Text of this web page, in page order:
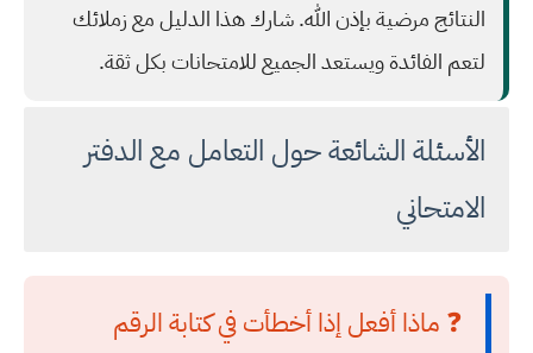
النتائج مرضية بإذن الله. شارك هذا الدليل مع زملائك
لتعم الفائدة ويستعد الجميع للامتحانات بكل ثقة.
الأسئلة الشائعة حول التعامل مع الدفتر
الامتحاني
❓ ماذا أفعل إذا أخطأت في كتابة الرقم